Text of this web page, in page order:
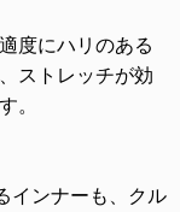
度にハリのある
ストレッチが効
。
インナーも、クル